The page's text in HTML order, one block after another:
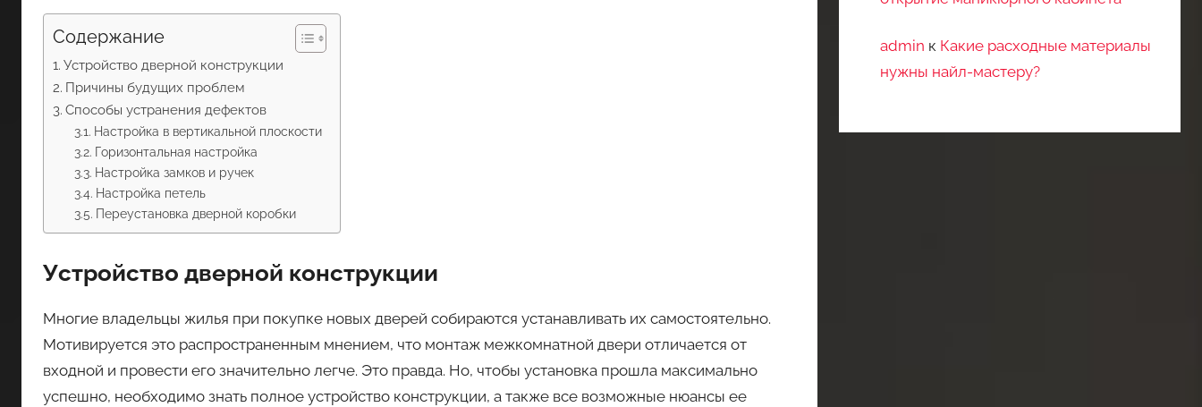
Содержание
Устройство дверной конструкции
Причины будущих проблем
Способы устранения дефектов
Настройка в вертикальной плоскости
Горизонтальная настройка
Настройка замков и ручек
Настройка петель
Переустановка дверной коробки
Устройство дверной конструкции
Многие владельцы жилья при покупке новых дверей собираются устанавливать их самостоятельно.
Мотивируется это распространенным мнением, что монтаж межкомнатной двери отличается от
входной и провести его значительно легче. Это правда. Но, чтобы установка прошла максимально
успешно, необходимо знать полное устройство конструкции, а также все возможные нюансы ее
admin к Какие расходные материалы
нужны найл-мастеру?